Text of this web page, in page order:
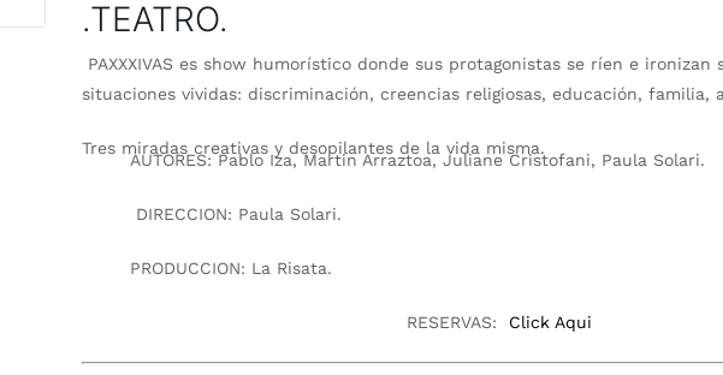
.TEATRO.
PAXXXIVAS es show humorístico donde sus protagonistas se ríen e ironizan
situaciones vividas: discriminación, creencias religiosas, educación, familia,
Tres miradas creativas y desopilantes de la vida misma.
AUTORES: Pablo Iza, Martin Arraztoa, Juliane Cristofani, Paula Solari.
DIRECCION: Paula Solari.
PRODUCCION: La Risata.
RESERVAS: Click Aqui